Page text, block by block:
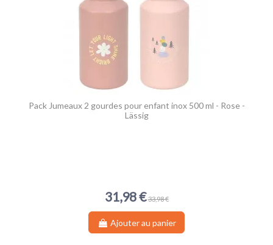
Pack Jumeaux 2 gourdes pour enfant inox 500 ml - Rose -
Lässig
31,98 € 33,98 €
Ajouter au panier